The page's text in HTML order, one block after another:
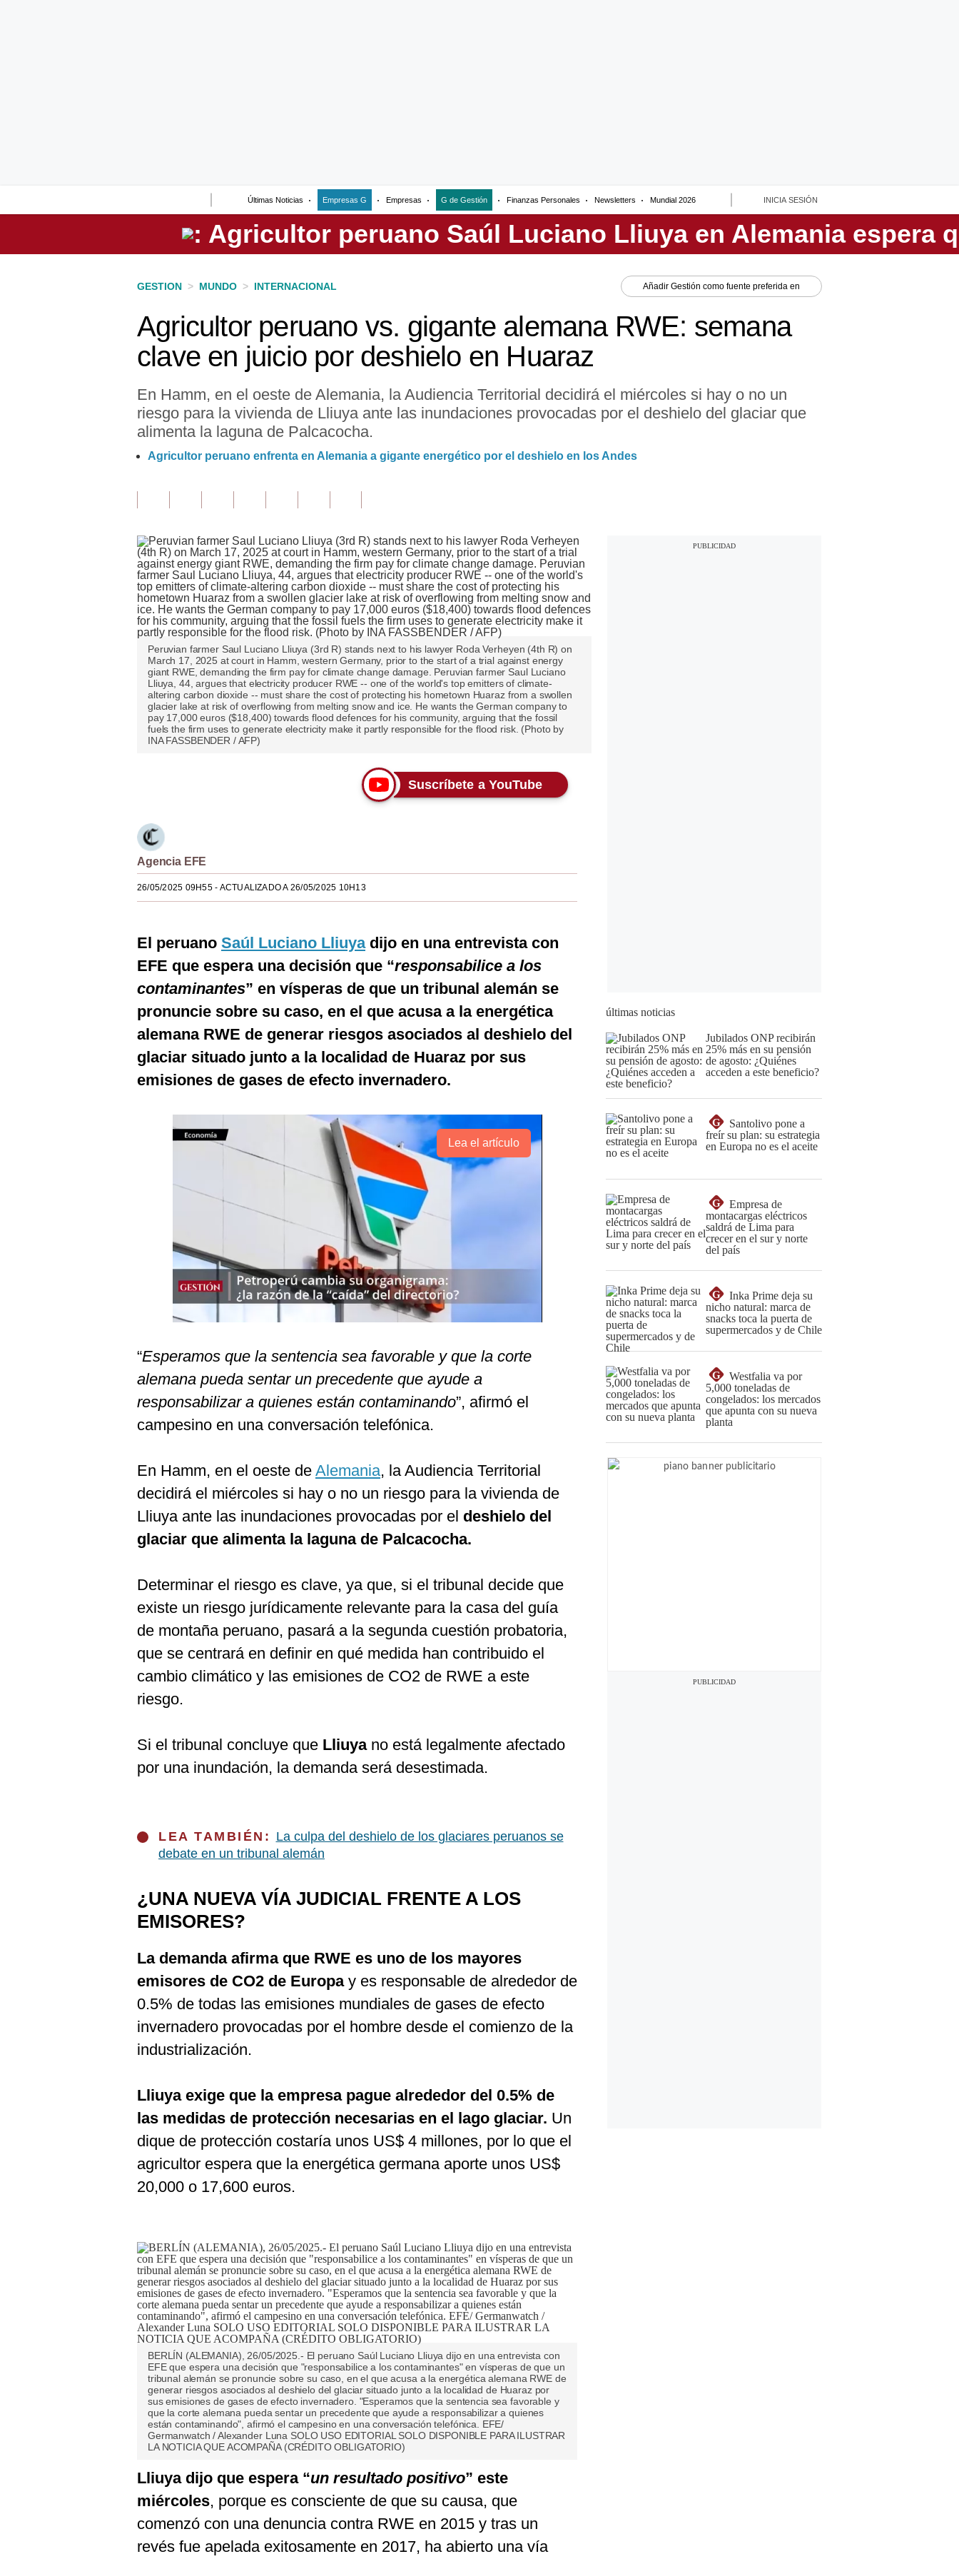
Últimas Noticias Empresas G Empresas G de Gestión Finanzas Personales Newsletters Mundial 2026 INICIA SESIÓN
Perú
GESTION > MUNDO > INTERNACIONAL Añadir Gestión como fuente preferida en
Agricultor peruano vs. gigante alemana RWE: semana
clave en juicio por deshielo en Huaraz
En Hamm, en el oeste de Alemania, la Audiencia Territorial decidirá el miércoles si hay o no un
riesgo para la vivienda de Lliuya ante las inundaciones provocadas por el deshielo del glaciar que
alimenta la laguna de Palcacocha.
Agricultor peruano enfrenta en Alemania a gigante energético por el deshielo en los Andes
Peruvian farmer Saul Luciano Lliuya (3rd R) stands next to his lawyer Roda Verheyen (4th R) on
March 17, 2025 at court in Hamm, western Germany, prior to the start of a trial against energy
giant RWE, demanding the firm pay for climate change damage. Peruvian farmer Saul Luciano
Lliuya, 44, argues that electricity producer RWE -- one of the world's top emitters of climate-
altering carbon dioxide -- must share the cost of protecting his hometown Huaraz from a swollen
glacier lake at risk of overflowing from melting snow and ice. He wants the German company to
pay 17,000 euros ($18,400) towards flood defences for his community, arguing that the fossil
fuels the firm uses to generate electricity make it partly responsible for the flood risk. (Photo by
INA FASSBENDER / AFP)
Suscríbete a YouTube
Agencia EFE
26/05/2025 09H55- ACTUALIZADO A 26/05/2025 10H13
El peruano Saúl Luciano Lliuyadijo en una entrevista con
EFE que espera una decisión que “responsabilice a los
contaminantes” en vísperas de que un tribunal alemán se
pronuncie sobre su caso, en el que acusa a la energética
alemana RWE de generar riesgos asociados al deshielo del
glaciar situado junto a la localidad de Huaraz por sus
emisiones de gases de efecto invernadero.
Lea el artículo
“Esperamos que la sentencia sea favorable y que la corte
alemana pueda sentar un precedente que ayude a
responsabilizar a quienes están contaminando”, afirmó el
campesino en una conversación telefónica.
En Hamm, en el oeste de Alemania, la Audiencia Territorial
decidirá el miércoles si hay o no un riesgo para la vivienda de
Lliuya ante las inundaciones provocadas por el deshielo del
glaciar que alimenta la laguna de Palcacocha.
Determinar el riesgo es clave, ya que, si el tribunal decide que
existe un riesgo jurídicamente relevante para la casa del guía
de montaña peruano, pasará a la segunda cuestión probatoria,
que se centrará en definir en qué medida han contribuido el
cambio climático y las emisiones de CO2 de RWE a este
riesgo.
Si el tribunal concluye que Lliuyano está legalmente afectado
por una inundación, la demanda será desestimada.
LEA TAMBIÉN: La culpa del deshielo de los glaciares peruanos se
debate en un tribunal alemán
¿UNA NUEVA VÍA JUDICIAL FRENTE A LOS
EMISORES?
La demanda afirma que RWE es uno de los mayores
emisores de CO2 de Europay es responsable de alrededor de
0.5% de todas las emisiones mundiales de gases de efecto
invernadero provocadas por el hombre desde el comienzo de la
industrialización.
Lliuya exige que la empresa pague alrededor del 0.5% de
las medidas de protección necesarias en el lago glaciar. Un
dique de protección costaría unos US$ 4 millones, por lo que el
agricultor espera que la energética germana aporte unos US$
20,000 o 17,600 euros.
BERLÍN (ALEMANIA), 26/05/2025.- El peruano Saúl Luciano Lliuya dijo en una entrevista con
EFE que espera una decisión que "responsabilice a los contaminantes" en vísperas de que un
tribunal alemán se pronuncie sobre su caso, en el que acusa a la energética alemana RWE de
generar riesgos asociados al deshielo del glaciar situado junto a la localidad de Huaraz por
sus emisiones de gases de efecto invernadero. "Esperamos que la sentencia sea favorable y
que la corte alemana pueda sentar un precedente que ayude a responsabilizar a quienes
están contaminando", afirmó el campesino en una conversación telefónica. EFE/
Germanwatch / Alexander Luna SOLO USO EDITORIAL SOLO DISPONIBLE PARA ILUSTRAR
LA NOTICIA QUE ACOMPAÑA (CRÉDITO OBLIGATORIO)
Lliuya dijo que espera “un resultado positivo” este
miércoles, porque es consciente de que su causa, que
comenzó con una denuncia contra RWE en 2015 y tras un
revés fue apelada exitosamente en 2017, ha abierto una vía
últimas noticias
Jubilados ONP recibirán
25% más en su pensión
de agosto: ¿Quiénes
acceden a este beneficio?
G
Santolivo pone a
freír su plan: su estrategia
en Europa no es el aceite
G
Empresa de
montacargas eléctricos
saldrá de Lima para
crecer en el sur y norte
del país
G
Inka Prime deja su
nicho natural: marca de
snacks toca la puerta de
supermercados y de Chile
G
Westfalia va por
5,000 toneladas de
congelados: los mercados
que apunta con su nueva
planta